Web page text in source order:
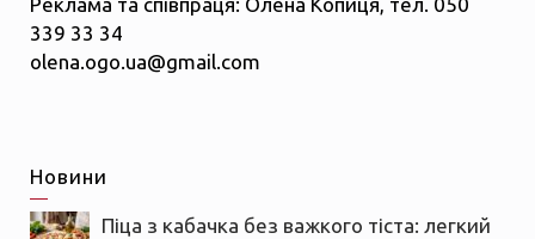
339 33 34
olena.ogo.ua@gmail.com
Новини
Піца з кабачка без важкого тіста: легкий